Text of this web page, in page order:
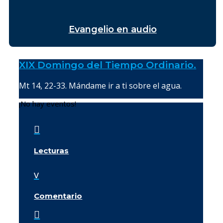
Evangelio en audio
XIX Domingo del Tiempo Ordinario.
Mt 14, 22-33. Mándame ir a ti sobre el agua.
¡No hay eventos!

Lecturas
v
Comentario
